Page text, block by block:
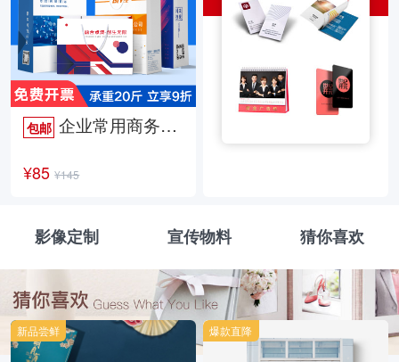
包邮 企业常用商务手提袋
¥85 ¥145
影像定制 宣传物料 猜你喜欢
新品尝鲜 爆款直降